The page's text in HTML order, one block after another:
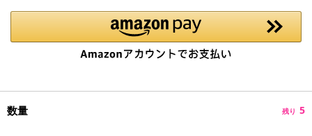
数量 残り 5